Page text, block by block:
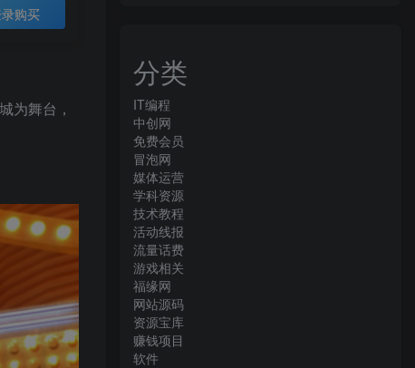
购买
为舞台，
分类
IT编程
中创网
免费会员
冒泡网
媒体运营
学科资源
技术教程
活动线报
流量话费
游戏相关
福缘网
网站源码
资源宝库
赚钱项目
软件